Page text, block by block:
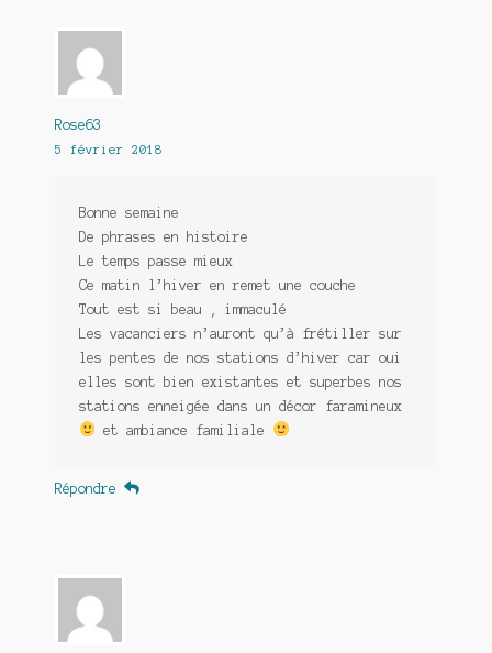
Rose63
5 février 2018
Bonne semaine
De phrases en histoire
Le temps passe mieux
Ce matin l’hiver en remet une couche
Tout est si beau , immaculé
Les vacanciers n’auront qu’à frétiller sur
les pentes de nos stations d’hiver car oui
elles sont bien existantes et superbes nos
stations enneigée dans un décor faramineux
et ambiance familiale
Répondre